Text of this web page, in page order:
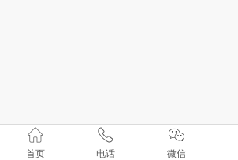
首页 电话 微信